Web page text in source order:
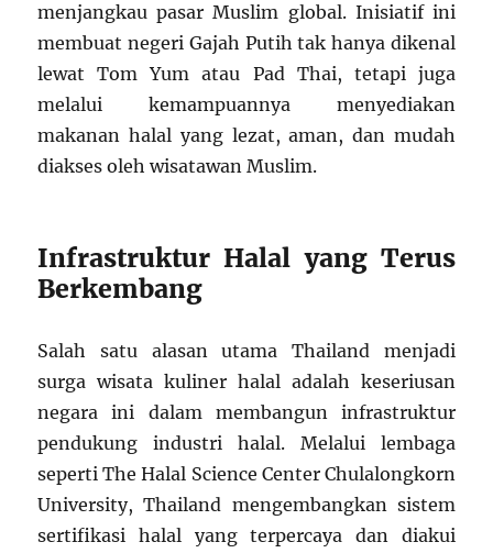
menjangkau pasar Muslim global. Inisiatif ini
membuat negeri Gajah Putih tak hanya dikenal
lewat Tom Yum atau Pad Thai, tetapi juga
melalui kemampuannya menyediakan
makanan halal yang lezat, aman, dan mudah
diakses oleh wisatawan Muslim.
Infrastruktur Halal yang Terus
Berkembang
Salah satu alasan utama Thailand menjadi
surga wisata kuliner halal adalah keseriusan
negara ini dalam membangun infrastruktur
pendukung industri halal. Melalui lembaga
seperti The Halal Science Center Chulalongkorn
University, Thailand mengembangkan sistem
sertifikasi halal yang terpercaya dan diakui